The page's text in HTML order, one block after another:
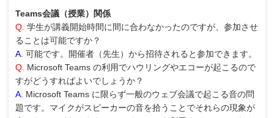
Teams会議（授業）関係
Q. 学生が講義開始時間に間に合わなかったのですが、参加させ
ることは可能ですか？
A. 可能です。開催者（先生）から招待されると参加できます。
Q. Microsoft Teams の利用でハウリングやエコーが起こるので
すがどうすればよいでしょうか？
A. Microsoft Teams に限らず一般のウェブ会議で起こる音の問
題です。マイクがスピーカーの音を拾うことでそれらの現象が